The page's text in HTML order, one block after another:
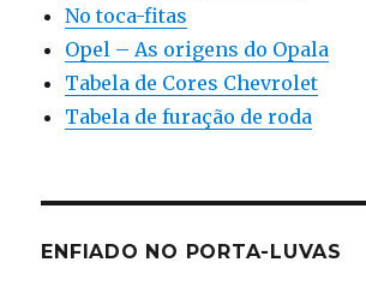
No toca-fitas
Opel – As origens do Opala
Tabela de Cores Chevrolet
Tabela de furação de roda
ENFIADO NO PORTA-LUVAS